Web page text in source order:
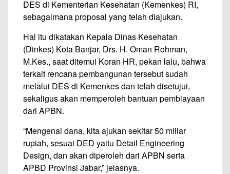
DES di Kementerian Kesehatan (Kemenkes) RI,
sebagaimana proposal yang telah diajukan.
Hal itu dikatakan Kepala Dinas Kesehatan
(Dinkes) Kota Banjar, Drs. H. Oman Rohman,
M.Kes., saat ditemui Koran HR, pekan lalu, bahwa
terkait rencana pembangunan tersebut sudah
melalui DES di Kemenkes dan telah disetujui,
sekaligus akan memperoleh bantuan pembiayaan
dari APBN.
“Mengenai dana, kita ajukan sekitar 50 miliar
rupiah, sesuai DED yaitu Detail Engineering
Design, dan akan diperoleh dari APBN serta
APBD Provinsi Jabar,” jelasnya.